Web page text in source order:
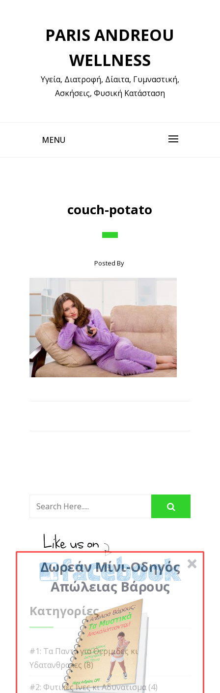
PARIS ANDREOU
WELLNESS
Υγεία, Διατροφή, Δίαιτα, Γυμναστική,
Ασκήσεις, Φυσική Κατάσταση
MENU
couch-potato
Posted By
Κατηγορίες
#1: Τα Παντα για Θερμιδες κι
Υδατανθρακες (8)
#2: Φυτικες Ινες κι Αδυνατισμα(4)
Δωρεάν Μίνι-Οδηγός
Απώλειας Βάρους